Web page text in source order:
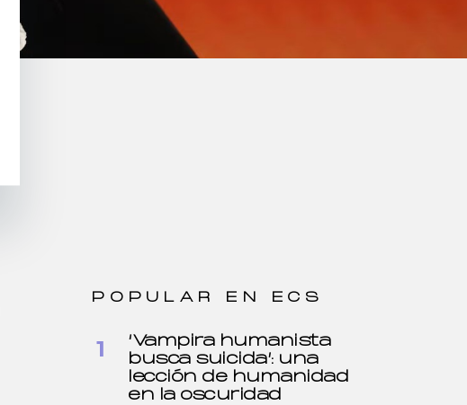
POPULAR EN ECS
‘Vampira humanista
busca suicida’: una
lección de humanidad
en la oscuridad